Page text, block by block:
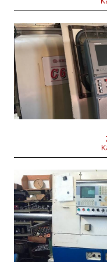
Gyártás éve:
Vezérlőrendszer
Heidenhain vezérlőrendszer
Elforduló átmérő
Elfordulási hossz
Ferde ágy
Orsófurat
Revolverfej
Átmérő a keresztszán
Gyártás éve:
Vezérlőrendszer
Mefi vezérlőrendszer
Elforduló átmérő
Elfordulási hossz
Ferde ágy
Orsófurat
Rúdanyag max. átmérője